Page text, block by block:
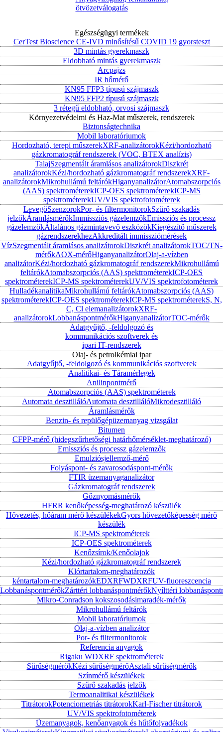
ötvözetválogatás
Egészségügyi termékek
CerTest Bioscience CE-IVD minősítésű COVID 19 gyorsteszt
3D mintás gyerekmaszk
Eldobható mintás gyerekmaszk
Arcpajzs
IR hőmérő
KN95 FFP3 típusú szájmaszk
KN95 FFP2 típusú szájmaszk
3 rétegű eldobható, orvosi szájmaszk
Környezetvédelmi és Haz-Mat műszerek, rendszerek
Biztonságtechnika
Mobil laboratóriumok
Hordozható, terepi műszerekXRF-analizátorokKézi/hordozható
gázkromatográf rendszerek (VOC, BTEX analízis)
TalajSzegmentált áramlásos analizátorokDiszkrét
analizátorokKézi/hordozható gázkromatográf rendszerekXRF-
analizátorokMikrohullámú feltárókHiganyanalizátorAtomabszorpciós
(AAS) spektrométerekICP-OES spektrométerekICP-MS
spektrométerekUV/VIS spektrofotométerek
LevegőSzenzorokPor- és filtermonitorokSzűrő szakadás
jelzőkÁramlásmérőkImmissziós gázelemzőkEmissziós és processz
gázelemzőkÁltalános gázmintavevő eszközökKiegészítő műszerek
gázrendszerekhezAkkreditált immissziómérések
VízSzegmentált áramlásos analizátorokDiszkrét analizátorokTOC/TN-
mérőkAOX-mérőHiganyanalizátorOlaj-a-vízben
analizátorKézi/hordozható gázkromatográf rendszerekMikrohullámú
feltárókAtomabszorpciós (AAS) spektrométerekICP-OES
spektrométerekICP-MS spektrométerekUV/VIS spektrofotométerek
HulladékanalitikaMikrohullámú feltárókAtomabszorpciós (AAS)
spektrométerekICP-OES spektrométerekICP-MS spektrométerekS, N,
C, Cl elemanalizátorokXRF-
analizátorokLobbanáspontmérőkHiganyanalizátorTOC-mérők
Adatgyűjtő, -feldolgozó és
kommunikációs szoftverek és
ipari IT-rendszerek
Olaj- és petrolkémiai ipar
Adatgyűjtő, -feldolgozó és kommunikációs szoftverek
Analitikai- és Táramérlegek
Anilinpontmérő
Atomabszorpciós (AAS) spektrométerek
Automata desztillálóAutomata desztillálóMikrodesztilláló
Áramlásmérők
Benzin- és repülőgépüzemanyag vizsgálat
Bitumen
CFPP-mérő (hidegszűrhetőségi határhőmérséklet-meghatározó)
Emissziós és processz gázelemzők
Emulziósjellemző-mérő
Folyáspont- és zavarosodáspont-mérők
FTIR üzemanyaganalizátor
Gázkromatográf rendszerek
Gőznyomásmérők
HFRR kenőképesség-meghatározó készülék
Hővezetés, hőáram mérő készülékekGyors hővezetőképesség mérő
készülék
ICP-MS spektrométerek
ICP-OES spektrométerek
Kenőzsírok/Kenőolajok
Kézi/hordozható gázkromatográf rendszerek
Klórtartalom-meghatározók
kéntartalom-meghatározókEDXRFWDXRFUV-fluoreszcencia
LobbanáspontmérőkZárttéri lobbanáspontmérőkNyílttéri
Mikro-Conradson kokszosodásimaradék-mérők
Mikrohullámú feltárók
Mobil laboratóriumok
Olaj-a-vízben analizátor
Por- és filtermonitorok
Referencia anyagok
Rigaku WDXRF spektrométerek
SűrűségmérőkKézi sűrűségmérőAsztali sűrűségmérők
Színmérő készülékek
Szűrő szakadás jelzők
Termoanalitikai készülékek
TitrátorokPotenciometriás titrátorokKarl-Fischer titrátorok
UV/VIS spektrofotométerek
Üzemanyagok, kenőanyagok és hűtőfolyadékok